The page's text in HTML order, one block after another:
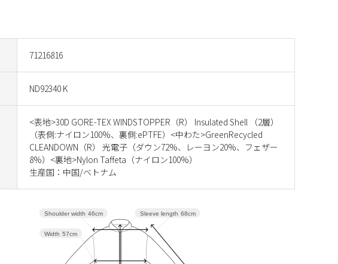
71216816
ND92340 K
<表地>30D GORE-TEX WINDSTOPPER（R） Insulated Shell （2層）
（表側:ナイロン100%、裏側:ePTFE）<中わた>GreenRecycled
CLEANDOWN（R） 光電子（ダウン72%、レーヨン20%、フェザー
8%）<裏地>Nylon Taffeta（ナイロン100%）
生産国：中国/ベトナム
Sleeve length 68cm
Width 57cm
Shoulder width 46cm